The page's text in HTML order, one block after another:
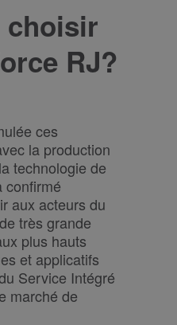
choisir
RJ?
ces
la production
technologie de
confirmé
aux acteurs du
très grande
plus hauts
et applicatifs
Service Intégré
marché de